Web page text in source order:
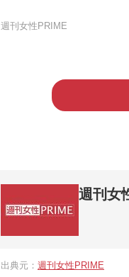
週刊女性PRIME
週刊女
か、女性週刊誌『週刊女性』
出典元： 週刊女性PRIME